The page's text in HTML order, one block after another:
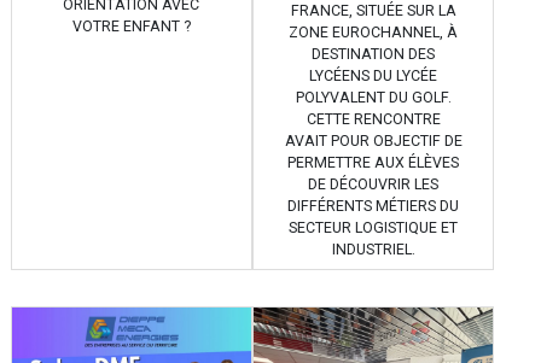
ORIENTATION AVEC
VOTRE ENFANT ?
FRANCE, SITUÉE SUR LA
ZONE EUROCHANNEL, À
DESTINATION DES
LYCÉENS DU LYCÉE
POLYVALENT DU GOLF.
CETTE RENCONTRE
AVAIT POUR OBJECTIF DE
PERMETTRE AUX ÉLÈVES
DE DÉCOUVRIR LES
DIFFÉRENTS MÉTIERS DU
SECTEUR LOGISTIQUE ET
INDUSTRIEL.